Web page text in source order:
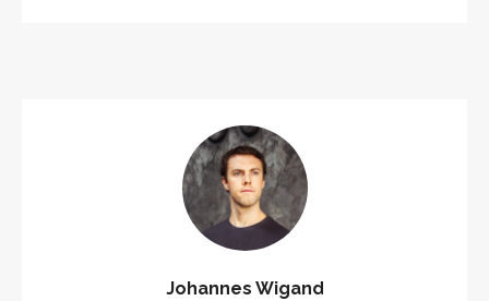
Johannes Wigand